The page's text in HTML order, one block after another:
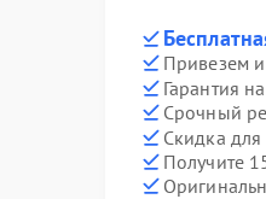
Привезем
Гарантия
Срочный
Скидка для
Получите